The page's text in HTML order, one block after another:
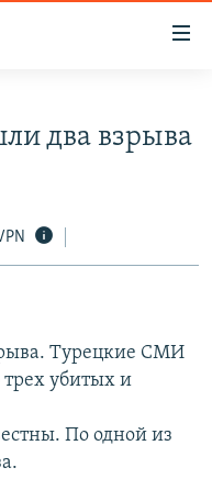
два взрыва
Турецкие СМИ
убитых и
По одной из